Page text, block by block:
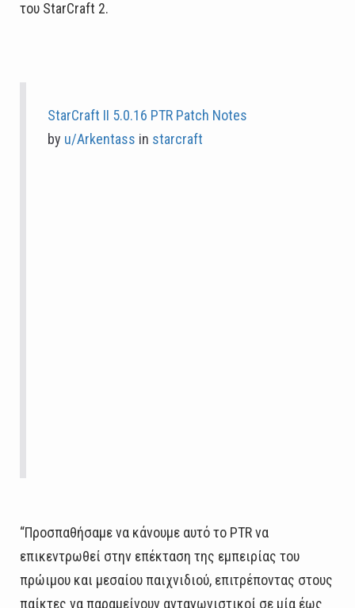
του StarCraft 2.
StarCraft II 5.0.16 PTR Patch Notes
by u/Arkentass in starcraft
“Προσπαθήσαμε να κάνουμε αυτό το PTR να
επικεντρωθεί στην επέκταση της εμπειρίας του
πρώιμου και μεσαίου παιχνιδιού, επιτρέποντας στους
παίκτες να παραμείνουν ανταγωνιστικοί σε μία έως